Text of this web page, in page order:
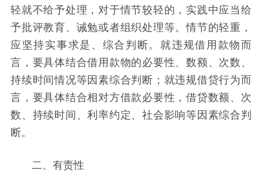
轻就不给予处理，对于情节较轻的，实践中应当给
予批评教育、诫勉或者组织处理等。情节的轻重，
应坚持实事求是、综合判断。就违规借用款物而
言，要具体结合借用款物的必要性、数额、次数、
持续时间情况等因素综合判断；就违规借贷行为而
言，要具体结合相对方借款必要性，借贷数额、次
数、持续时间、利率约定、社会影响等因素综合判
断。
二、有责性